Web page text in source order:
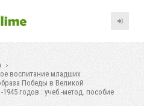
воспитание младших
Победы в Великой
годов : учеб.-метод. пособие